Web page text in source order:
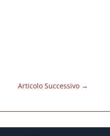
Articolo Successivo →